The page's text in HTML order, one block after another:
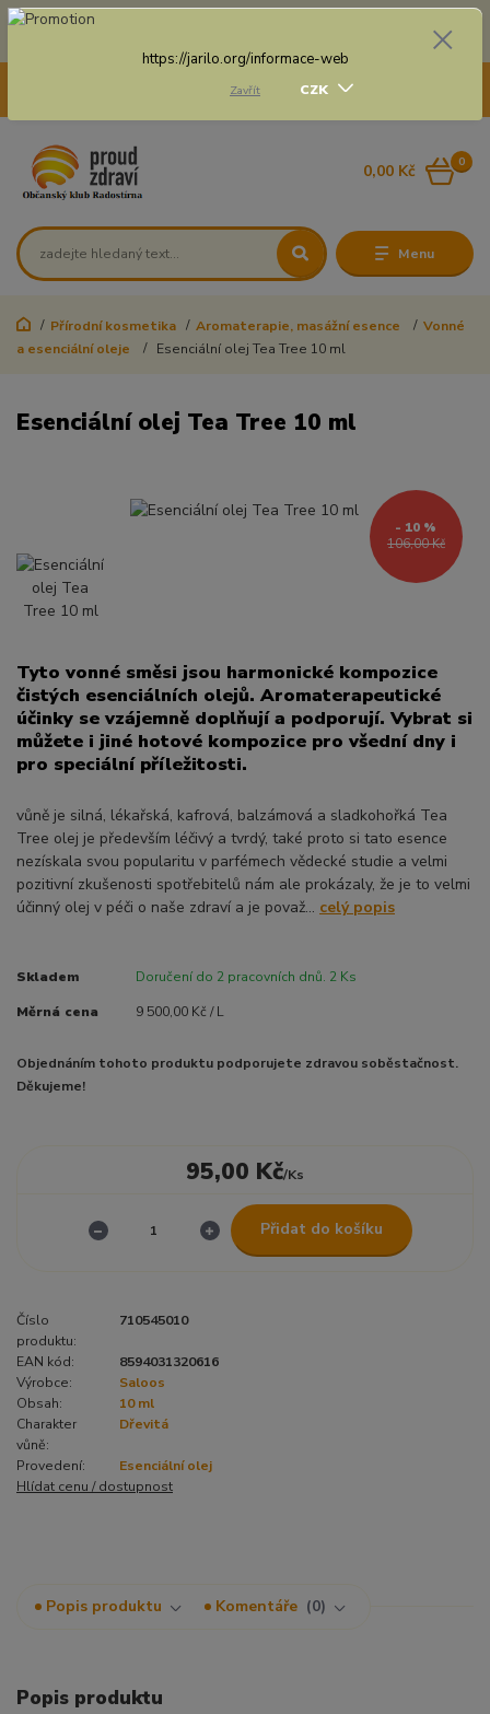
Doprava zdarma na některé druhy dopravy při nákupu
Menu
CZK
0
0,00 Kč
Přírodní kosmetika Aromaterapie, masážní esence
Vonné
a esenciální oleje
Esenciální olej Tea Tree 10 ml
Esenciální olej Tea Tree 10 ml
106,00 Kč
- 10 %
Tyto vonné směsi jsou harmonické kompozice
čistých esenciálních olejů. Aromaterapeutické
účinky se vzájemně doplňují a podporují. Vybrat si
můžete i jiné hotové kompozice pro všední dny i
pro speciální příležitosti.
vůně je silná, lékařská, kafrová, balzámová a sladkohořká Tea
Tree olej je především léčivý a tvrdý, také proto si tato esence
nezískala svou popularitu v parfémech vědecké studie a velmi
pozitivní zkušenosti spotřebitelů nám ale prokázaly, že je to velmi
účinný olej v péči o naše zdraví a je považ... celý popis
Skladem Doručení do 2 pracovních dnů. 2 Ks
Měrná cena 9 500,00 Kč / L
Objednáním tohoto produktu podporujete zdravou soběstačnost.
Děkujeme!
95,00 Kč/Ks
Přidat do košíku
Číslo
produktu:
710545010
EAN kód:
8594031320616
Výrobce:
Saloos
Obsah:
10 ml
Charakter
vůně:
Dřevitá
Provedení:
Esenciální olej
Hlídat cenu / dostupnost
Popis produktu Komentáře 0
Popis produktu
https://jarilo.org/informace-web
Zavřít